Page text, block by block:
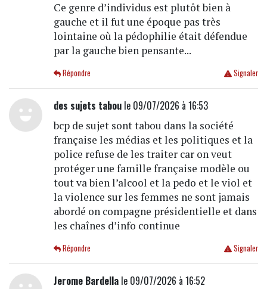
Ce genre d’individus est plutôt bien à
gauche et il fut une époque pas très
lointaine où la pédophilie était défendue
par la gauche bien pensante...
Signaler
Répondre
des sujets taboule 09/07/2026 à 16:53
bcp de sujet sont tabou dans la société
française les médias et les politiques et la
police refuse de les traiter car on veut
protéger une famille française modèle ou
tout va bien l’alcool et la pedo et le viol et
la violence sur les femmes ne sont jamais
abordé on compagne présidentielle et dans
les chaînes d’info continue
Signaler
Répondre
Jerome Bardellale 09/07/2026 à 16:52